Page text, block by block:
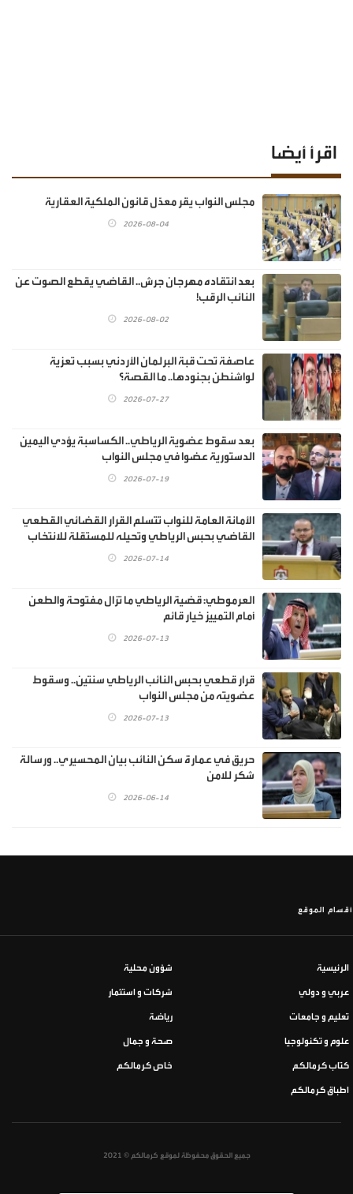
اقرأ أيضا
مجلس النواب يقر معدّل قانون الملكية العقارية
2026-08-04
بعد انتقاده مهرجان جرش.. القاضي يقطع الصوت عن
النائب الرقب!
2026-08-02
عاصفة تحت قبة البرلمان الأردني بسبب تعزية
لواشنطن بجنودها.. ما القصة؟
2026-07-27
بعد سقوط عضوية الرياطي.. الكساسبة يؤدي اليمين
الدستورية عضوا في مجلس النواب
2026-07-19
الأمانة العامة للنواب تتسلم القرار القضائي القطعي
القاضي بحبس الرياطي وتحيله للمستقلة للانتخاب
2026-07-14
العرموطي: قضية الرياطي ما تزال مفتوحة والطعن
أمام التمييز خيار قائم
2026-07-13
قرار قطعي بحبس النائب الرياطي سنتين.. وسقوط
عضويته من مجلس النواب
2026-07-13
حريق في عمارة سكن النائب بيان المحسيري.. ورسالة
شكر للامن
2026-06-14
أقسام الموقع
الرئيسية شؤون محلية
عربي و دولي شركات و استثمار
تعليم و جامعات رياضة
علوم و تكنولوجيا صحة و جمال
كتاب كرمالكم خاص كرمالكم
اطباق كرمالكم
جميع الحقوق محفوظة لموقع كرمالكم © 2021